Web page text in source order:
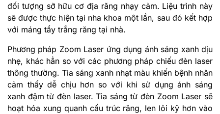
đối tượng sở hữu cơ địa răng nhạy cảm. Liệu trình này
sẽ được thực hiện tại nha khoa một lần, sau đó kết hợp
với máng tẩy trắng răng tại nhà.
Phương pháp Zoom Laser ứng dụng ánh sáng xanh dịu
nhẹ, khác hẳn so với các phương pháp chiếu đèn laser
thông thường. Tia sáng xanh nhạt màu khiến bệnh nhân
cảm thấy dễ chịu hơn so với khi sử dụng ánh sáng
xanh đậm từ đèn laser. Tia sáng từ đèn Zoom Laser sẽ
hoạt hóa xung quanh cấu trúc răng, len lỏi kỹ hơn vào